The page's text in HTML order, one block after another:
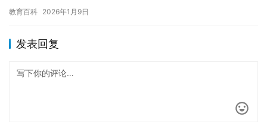
胖妞…
教育百科 2026年1月9日
发表回复